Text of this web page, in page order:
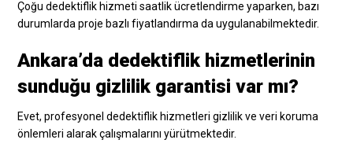
Çoğu dedektiflik hizmeti saatlik ücretlendirme yaparken, bazı
durumlarda proje bazlı fiyatlandırma da uygulanabilmektedir.
Ankara’da dedektiflik hizmetlerinin
sunduğu gizlilik garantisi var mı?
Evet, profesyonel dedektiflik hizmetleri gizlilik ve veri koruma
önlemleri alarak çalışmalarını yürütmektedir.